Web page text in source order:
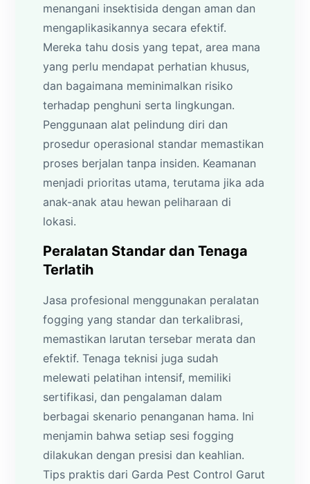
menangani insektisida dengan aman dan
mengaplikasikannya secara efektif.
Mereka tahu dosis yang tepat, area mana
yang perlu mendapat perhatian khusus,
dan bagaimana meminimalkan risiko
terhadap penghuni serta lingkungan.
Penggunaan alat pelindung diri dan
prosedur operasional standar memastikan
proses berjalan tanpa insiden. Keamanan
menjadi prioritas utama, terutama jika ada
anak-anak atau hewan peliharaan di
lokasi.
Peralatan Standar dan Tenaga
Terlatih
Jasa profesional menggunakan peralatan
fogging yang standar dan terkalibrasi,
memastikan larutan tersebar merata dan
efektif. Tenaga teknisi juga sudah
melewati pelatihan intensif, memiliki
sertifikasi, dan pengalaman dalam
berbagai skenario penanganan hama. Ini
menjamin bahwa setiap sesi fogging
dilakukan dengan presisi dan keahlian.
Tips praktis dari Garda Pest Control Garut